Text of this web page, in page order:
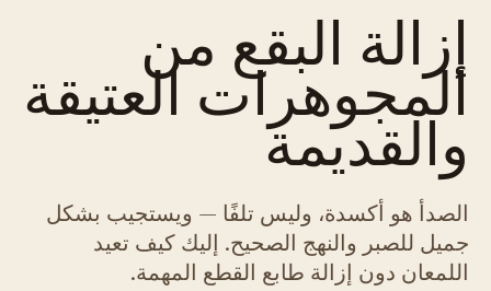
إزالة البقع من
المجوهرات العتيقة
والقديمة
الصدأ هو أكسدة، وليس تلفًا — ويستجيب بشكل
جميل للصبر والنهج الصحيح. إليك كيف تعيد
اللمعان دون إزالة طابع القطع المهمة.